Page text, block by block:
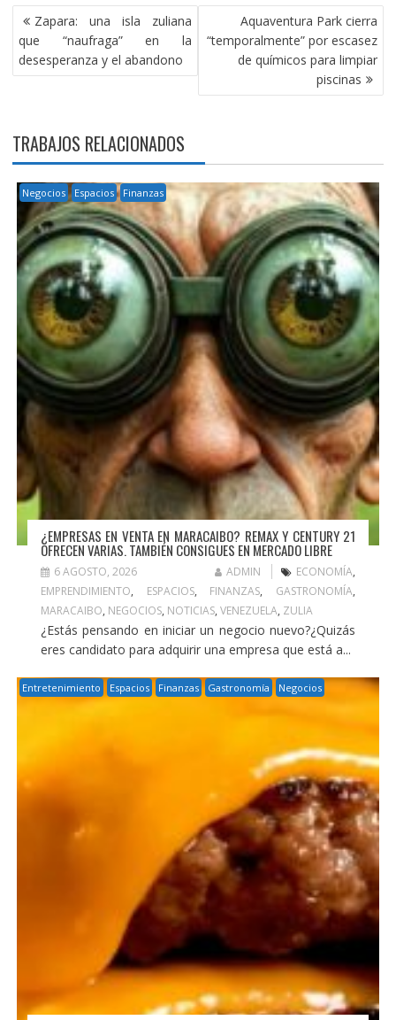
NAVEGACIÓN
DE
ENTRADAS
Zapara: una isla zuliana
que “naufraga” en la
desesperanza y el abandono
Aquaventura Park cierra
“temporalmente” por escasez
de químicos para limpiar
piscinas
TRABAJOS RELACIONADOS
Negocios Espacios Finanzas
¿EMPRESAS EN VENTA EN MARACAIBO? REMAX Y CENTURY 21
OFRECEN VARIAS. TAMBIÉN CONSIGUES EN MERCADO LIBRE
6 AGOSTO, 2026 ADMIN ECONOMÍA,
EMPRENDIMIENTO, ESPACIOS, FINANZAS, GASTRONOMÍA,
MARACAIBO, NEGOCIOS, NOTICIAS, VENEZUELA, ZULIA
¿Estás pensando en iniciar un negocio nuevo?¿Quizás
eres candidato para adquirir una empresa que está a...
Entretenimiento Espacios Finanzas Gastronomía Negocios